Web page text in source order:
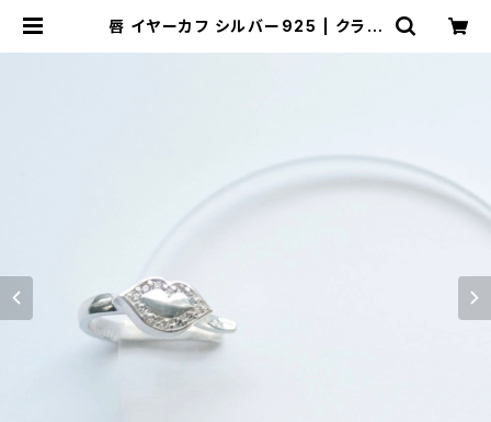
唇 イヤーカフ シルバー925 | クラウ